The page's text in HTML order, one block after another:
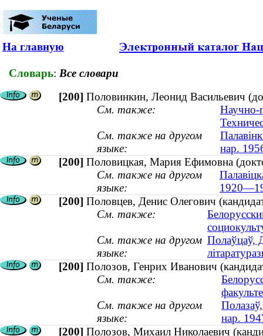
На главную
Словарь: Все словари
[200] Половинкин, Леонид Васильевич
См. также:
Научно-
См. также на другом
языке:
нар.
[200] Половицкая, Мария Ефимовна
См. также на другом
языке:
[200] Половцев, Денис Олегович
См. также:
См. также на другом
языке:
Полаўцаў,
[200] Полозов, Генрих Иванович
См. также:
См. также на другом
языке:
нар.
[200] Полозов, Михаил Николаевич